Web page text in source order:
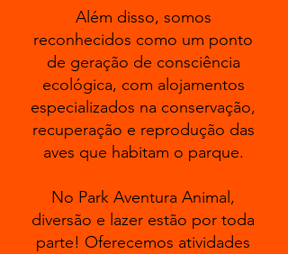
​Além disso, somos
reconhecidos como um ponto
de geração de consciência
ecológica, com alojamentos
especializados na conservação,
recuperação e reprodução das
aves que habitam o parque.
No Park Aventura Animal,
diversão e lazer estão por toda
parte! Oferecemos atividades